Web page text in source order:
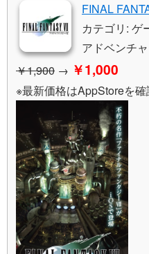
FINAL
カテゴリ: ゲ
アドベンチ
￥1,900 → ￥1,000
※最新価格はAppStoreを確